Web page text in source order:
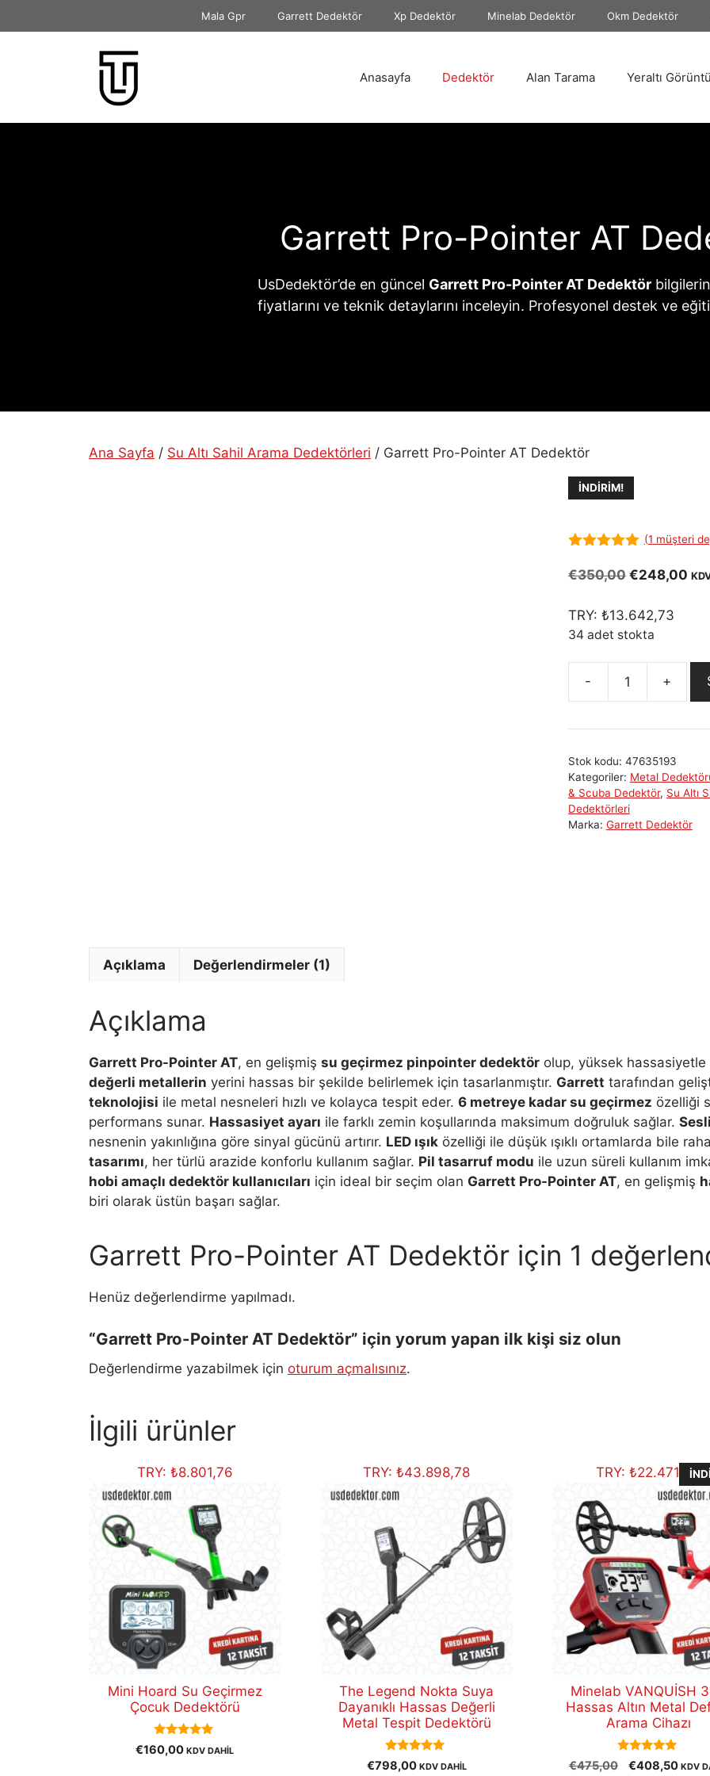
atla
Mala Gpr Garrett Dedektör Xp Dedektör Minelab Dedektör Okm Dedektör
Anasayfa Dedektör Alan Tarama Yeraltı
Garrett Pro-Pointer AT
UsDedektör’de en güncel Garrett Pro-Pointer AT Dedektör
fiyatlarını ve teknik detaylarını inceleyin. Profesyonel destek ve
Ana Sayfa / Su Altı Sahil Arama Dedektörleri / Garrett Pro-Pointer AT Dedektör
İNDIRIM!
5
(1 müşteri
€350,00 Orijinal
€350,00.
€248,00Şu
TRY: ₺13.642,73
34 adet stokta
Pointer
Dedektör
adet
Stok kodu: 47635193
Kategoriler: Metal
& Scuba Dedektör, Su Altı
Dedektörleri
Marka: Garrett Dedektör
Açıklama Değerlendirmeler (1)
Açıklama
Garrett Pro-Pointer AT, en gelişmiş su geçirmez pinpointer dedektör olup, yüksek hassasiyetle
değerli metallerin yerini hassas bir şekilde belirlemek için tasarlanmıştır. Garrett tarafından
teknolojisi ile metal nesneleri hızlı ve kolayca tespit eder. 6 metreye kadar su geçirmez özelliği
performans sunar. Hassasiyet ayarı ile farklı zemin koşullarında maksimum doğruluk sağlar.
nesnenin yakınlığına göre sinyal gücünü artırır. LED ışık özelliği ile düşük ışıklı ortamlarda bile
tasarımı, her türlü arazide konforlu kullanım sağlar. Pil tasarruf modu ile uzun süreli kullanım
hobi amaçlı dedektör kullanıcıları için ideal bir seçim olan Garrett Pro-Pointer AT, en gelişmiş
biri olarak üstün başarı sağlar.
Garrett Pro-Pointer AT Dedektör için 1
Henüz değerlendirme yapılmadı.
“Garrett Pro-Pointer AT Dedektör” için yorum yapan ilk kişi siz olun
Değerlendirme yazabilmek için oturum açmalısınız.
İlgili ürünler
TRY: ₺8.801,76
Mini Hoard Su Geçirmez
Çocuk Dedektörü
5.00
out of 5
€160,00 KDV DAHİL
TRY:₺43.898,78
The Legend Nokta Suya
Dayanıklı Hassas Değerli
Metal Tespit Dedektörü
5.00
out of 5
€798,00 KDV DAHİL
TRY:₺22.471,99
Minelab VANQUİSH
Hassas Altın Metal
Arama Cihazı
5.00
out of 5
€475,00
Orijinal
€408,50Şu
KDV